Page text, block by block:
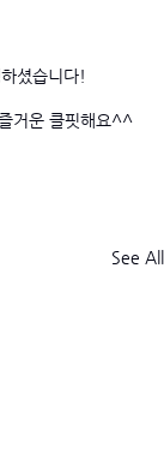
셨습니다!
거운 클핏해요^^
See All